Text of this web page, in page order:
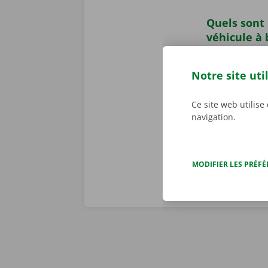
Quels
véhicule à
seulement
La
également
Notre site
Ce site web
navigation.
MODIFIER LES